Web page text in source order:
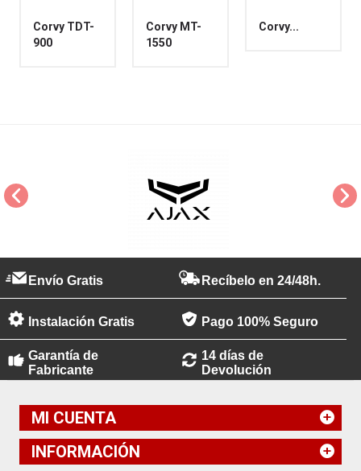
Corvy TDT-
900
Corvy MT-
1550
Corvy...
Envío Gratis Recíbelo en 24/48h.
Instalación Gratis Pago 100% Seguro
Garantía de
Fabricante
14 días de
Devolución
MI CUENTA
INFORMACIÓN